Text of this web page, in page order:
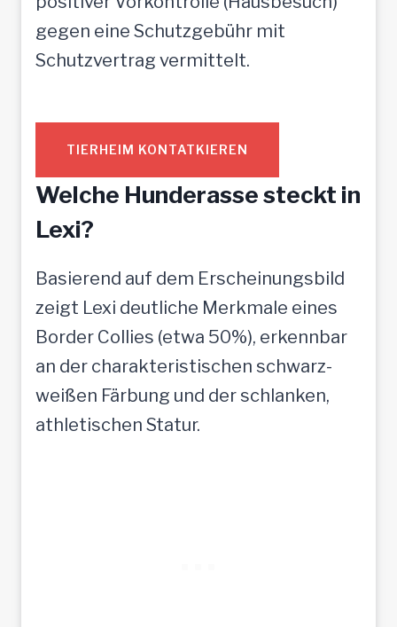
gegen eine Schutzgebühr mit
Schutzvertrag vermittelt.
TIERHEIM KONTATKIEREN
Welche Hunderasse steckt in
Lexi?
Basierend auf dem Erscheinungsbild
zeigt Lexi deutliche Merkmale eines
Border Collies (etwa 50%), erkennbar
an der charakteristischen schwarz-
weißen Färbung und der schlanken,
athletischen Statur.